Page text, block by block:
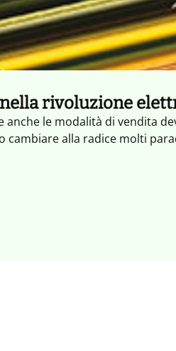
rivoluzione
le modalità di vendita
cambiare alla radice molti